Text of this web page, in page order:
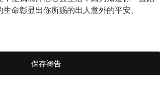
命彰显出你所赐的出人意外的平安。
保存祷告